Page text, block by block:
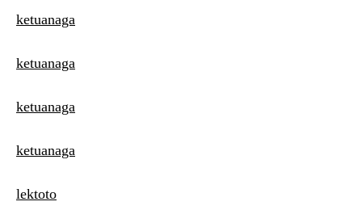
ketuanaga
ketuanaga
ketuanaga
ketuanaga
lektoto